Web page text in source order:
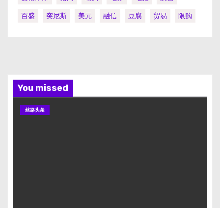
百盛
突尼斯 美元 融信 豆腐 贸易 限购
You missed
丝路头条